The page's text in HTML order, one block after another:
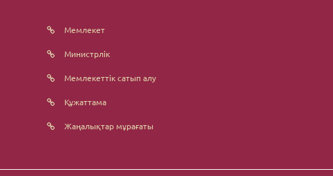
Мемлекет
Министрлік
Мемлекеттік сатып алу
Құжаттама
Жаңалықтар мұрағаты